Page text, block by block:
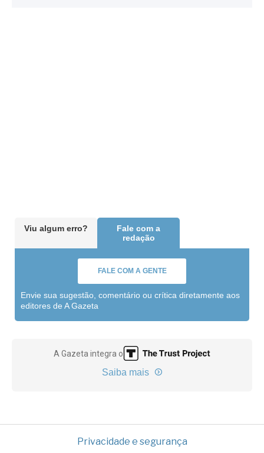
Viu algum erro?
Fale com a
redação
FALE COM A GENTE
Envie sua sugestão, comentário ou crítica diretamente aos
editores de A Gazeta
A Gazeta integra o
Saiba mais
Privacidade e segurança